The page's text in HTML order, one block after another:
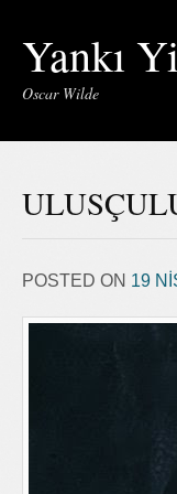
Yankı
Oscar Wilde
POSTED ON 19